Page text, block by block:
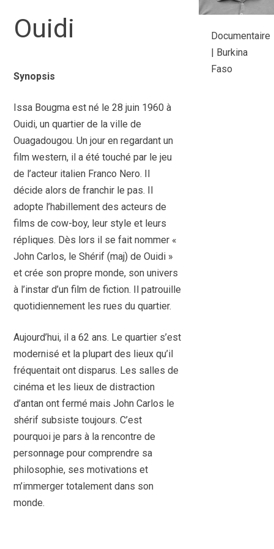
Ouidi
Synopsis
Issa Bougma est né le 28 juin 1960 à
Ouidi, un quartier de la ville de
Ouagadougou. Un jour en regardant un
film western, il a été touché par le jeu
de l’acteur italien Franco Nero. Il
décide alors de franchir le pas. Il
adopte l’habillement des acteurs de
films de cow-boy, leur style et leurs
répliques. Dès lors il se fait nommer «
John Carlos, le Shérif (maj) de Ouidi »
et crée son propre monde, son univers
à l’instar d’un film de fiction. Il patrouille
quotidiennement les rues du quartier.
Aujourd’hui, il a 62 ans. Le quartier s’est
modernisé et la plupart des lieux qu’il
fréquentait ont disparus. Les salles de
cinéma et les lieux de distraction
d’antan ont fermé mais John Carlos le
shérif subsiste toujours. C’est
pourquoi je pars à la rencontre de
personnage pour comprendre sa
philosophie, ses motivations et
m’immerger totalement dans son
monde.
Documentaire
| Burkina
Faso